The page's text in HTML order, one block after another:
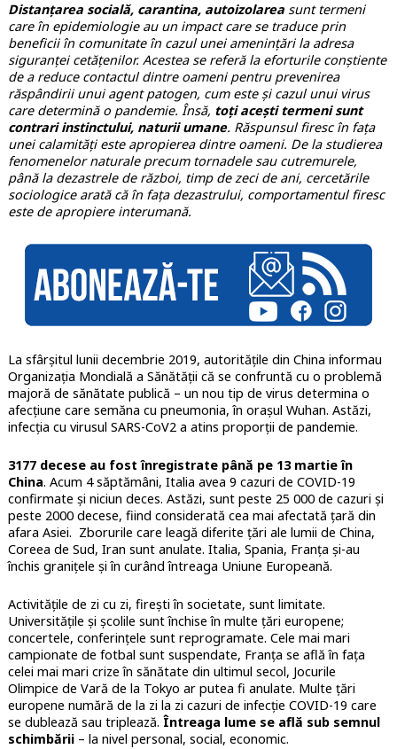
Distanțarea socială, carantina, autoizolareasunt termeni
care în epidemiologie au un impact care se traduce prin
beneficii în comunitate în cazul unei amenințări la adresa
siguranței cetățenilor. Acestea se referă la eforturile conștiente
de a reduce contactul dintre oameni pentru prevenirea
răspândirii unui agent patogen, cum este și cazul unui virus
care determină o pandemie. Însă, toți acești termeni sunt
contrari instinctului, naturii umane. Răspunsul firesc în fața
unei calamități este apropierea dintre oameni. De la studierea
fenomenelor naturale precum tornadele sau cutremurele,
până la dezastrele de război, timp de zeci de ani, cercetările
sociologice arată că în fața dezastrului, comportamentul firesc
este de apropiere interumană.
La sfârșitul lunii decembrie 2019, autoritățile din China informau
Organizația Mondială a Sănătății că se confruntă cu o problemă
majoră de sănătate publică – un nou tip de virus determina o
afecțiune care semăna cu pneumonia, în orașul Wuhan. Astăzi,
infecția cu virusul SARS-CoV2 a atins proporții de pandemie.
3177 decese au fost înregistrate până pe 13 martie în
China. Acum 4 săptămâni, Italia avea 9 cazuri de COVID-19
confirmate și niciun deces. Astăzi, sunt peste 25 000 de cazuri și
peste 2000 decese, fiind considerată cea mai afectată țară din
afara Asiei. Zborurile care leagă diferite țări ale lumii de China,
Coreea de Sud, Iran sunt anulate. Italia, Spania, Franța și-au
închis granițele și în curând întreaga Uniune Europeană.
Activitățile de zi cu zi, firești în societate, sunt limitate.
Universitățile și școlile sunt închise în multe țări europene;
concertele, conferințele sunt reprogramate. Cele mai mari
campionate de fotbal sunt suspendate, Franța se află în fața
celei mai mari crize în sănătate din ultimul secol, Jocurile
Olimpice de Vară de la Tokyo ar putea fi anulate. Multe țări
europene numără de la zi la zi cazuri de infecție COVID-19 care
se dublează sau triplează. Întreaga lume se află sub semnul
schimbării– la nivel personal, social, economic.